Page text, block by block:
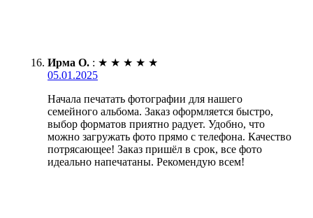
Ирма О. : ★ ★ ★ ★ ★
05.01.2025
Начала печатать фотографии для нашего
семейного альбома. Заказ оформляется быстро,
выбор форматов приятно радует. Удобно, что
можно загружать фото прямо с телефона. Качество
потрясающее! Заказ пришёл в срок, все фото
идеально напечатаны. Рекомендую всем!